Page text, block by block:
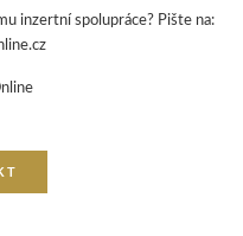
inzertní spolupráce? Pište na: